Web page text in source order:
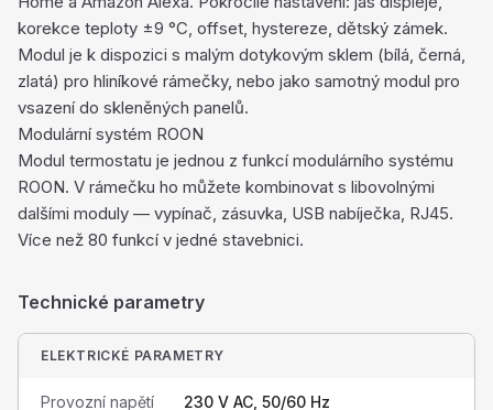
korekce teploty ±9 °C, offset, hystereze, dětský zámek.
Modul je k dispozici s malým dotykovým sklem (bílá, černá,
zlatá) pro hliníkové rámečky, nebo jako samotný modul pro
vsazení do skleněných panelů.
Modulární systém ROON
Modul termostatu je jednou z funkcí modulárního systému
ROON. V rámečku ho můžete kombinovat s libovolnými
dalšími moduly — vypínač, zásuvka, USB nabíječka, RJ45.
Více než 80 funkcí v jedné stavebnici.
Technické parametry
ELEKTRICKÉ PARAMETRY
Provozní napětí 230 V AC, 50/60 Hz